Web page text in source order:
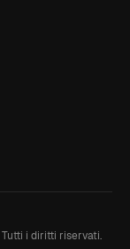
Tutti i diritti riservati.